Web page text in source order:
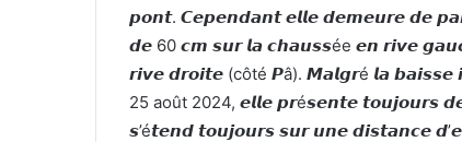
𝙥𝙤𝙣𝙩. 𝘾𝙚𝙥𝙚𝙣𝙙𝙖𝙣𝙩 𝙚𝙡𝙡𝙚 𝙙𝙚𝙢𝙚𝙪𝙧𝙚 𝙙𝙚
𝙙𝙚 60 𝙘𝙢 𝙨𝙪𝙧 𝙡𝙖 𝙘𝙝𝙖𝙪𝙨𝙨ée 𝙚𝙣 𝙧𝙞𝙫𝙚
𝙧𝙞𝙫𝙚 𝙙𝙧𝙤𝙞𝙩𝙚 (côté 𝙋â). 𝙈𝙖𝙡𝙜𝙧é 𝙡𝙖
25 août 2024, 𝙚𝙡𝙡𝙚 𝙥𝙧é𝙨𝙚𝙣𝙩𝙚 𝙩𝙤𝙪𝙟𝙤𝙪𝙧𝙨
𝙨’é𝙩𝙚𝙣𝙙 𝙩𝙤𝙪𝙟𝙤𝙪𝙧𝙨 𝙨𝙪𝙧 𝙪𝙣𝙚 𝙙𝙞𝙨𝙩𝙖𝙣𝙘𝙚